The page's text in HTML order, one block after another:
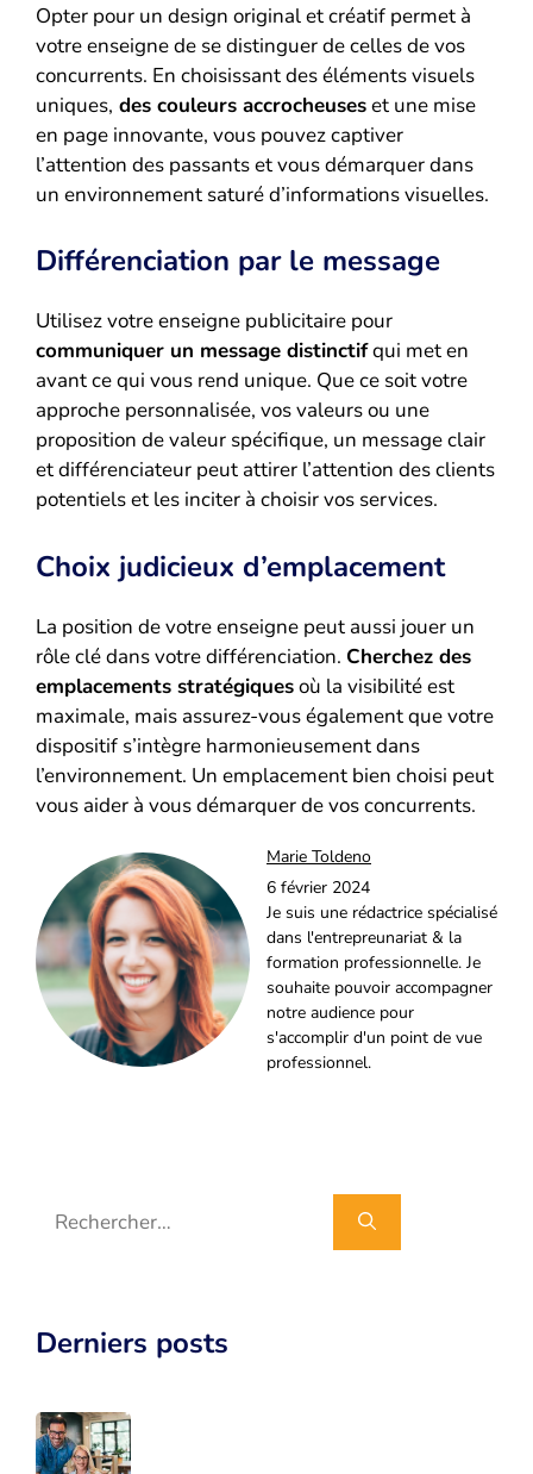
Opter pour un design original et créatif permet à
votre enseigne de se distinguer de celles de vos
concurrents. En choisissant des éléments visuels
uniques, des couleurs accrocheuseset une mise
en page innovante, vous pouvez captiver
l’attention des passants et vous démarquer dans
un environnement saturé d’informations visuelles.
Différenciation par le message
Utilisez votre enseigne publicitaire pour
communiquer un message distinctifqui met en
avant ce qui vous rend unique. Que ce soit votre
approche personnalisée, vos valeurs ou une
proposition de valeur spécifique, un message clair
et différenciateur peut attirer l’attention des clients
potentiels et les inciter à choisir vos services.
Choix judicieux d’emplacement
La position de votre enseigne peut aussi jouer un
rôle clé dans votre différenciation. Cherchez des
emplacements stratégiquesoù la visibilité est
maximale, mais assurez-vous également que votre
dispositif s’intègre harmonieusement dans
l’environnement. Un emplacement bien choisi peut
vous aider à vous démarquer de vos concurrents.
Marie Toldeno
6 février 2024
Je suis une rédactrice spécialisé
dans l'entrepreunariat & la
formation professionnelle. Je
souhaite pouvoir accompagner
notre audience pour
s'accomplir d'un point de vue
professionnel.
Rechercher :
Derniers posts